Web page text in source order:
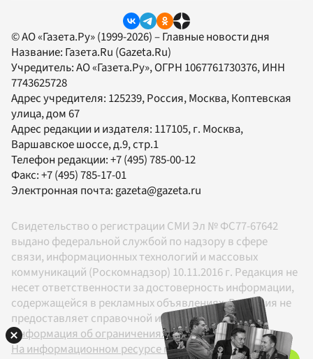
© АО «Газета.Ру» (1999-2026) – Главные новости дня
Название: Газета.Ru (Gazeta.Ru)
Учредитель:АО «Газета.Ру», ОГРН 1067761730376, ИНН
7743625728
Адрес учредителя: 125239, Россия, Москва, Коптевская
улица, дом 67
Адрес редакции и издателя: 117105, г. Москва,
Варшавское шоссе, д.9, стр.1
Телефон редакции:+7 (495) 785-00-12
Факс:+7 (495) 785-17-01
Электронная почта: gazeta@gazeta.ru
Свидетельство о регистрации СМИ Эл № ФС77-67642
выдано федеральной службой по надзору в сфере
связи, информационных технологий и массовых
коммуникаций (Роскомнадзор) 10.11.2016 г. Редакция не
несет ответственности за достоверность информации,
содержащейся в рекламных объявлениях. Редакция не
предоставляет справочной информации.
Информация об ограничениях
На информационном ресурсе применяются